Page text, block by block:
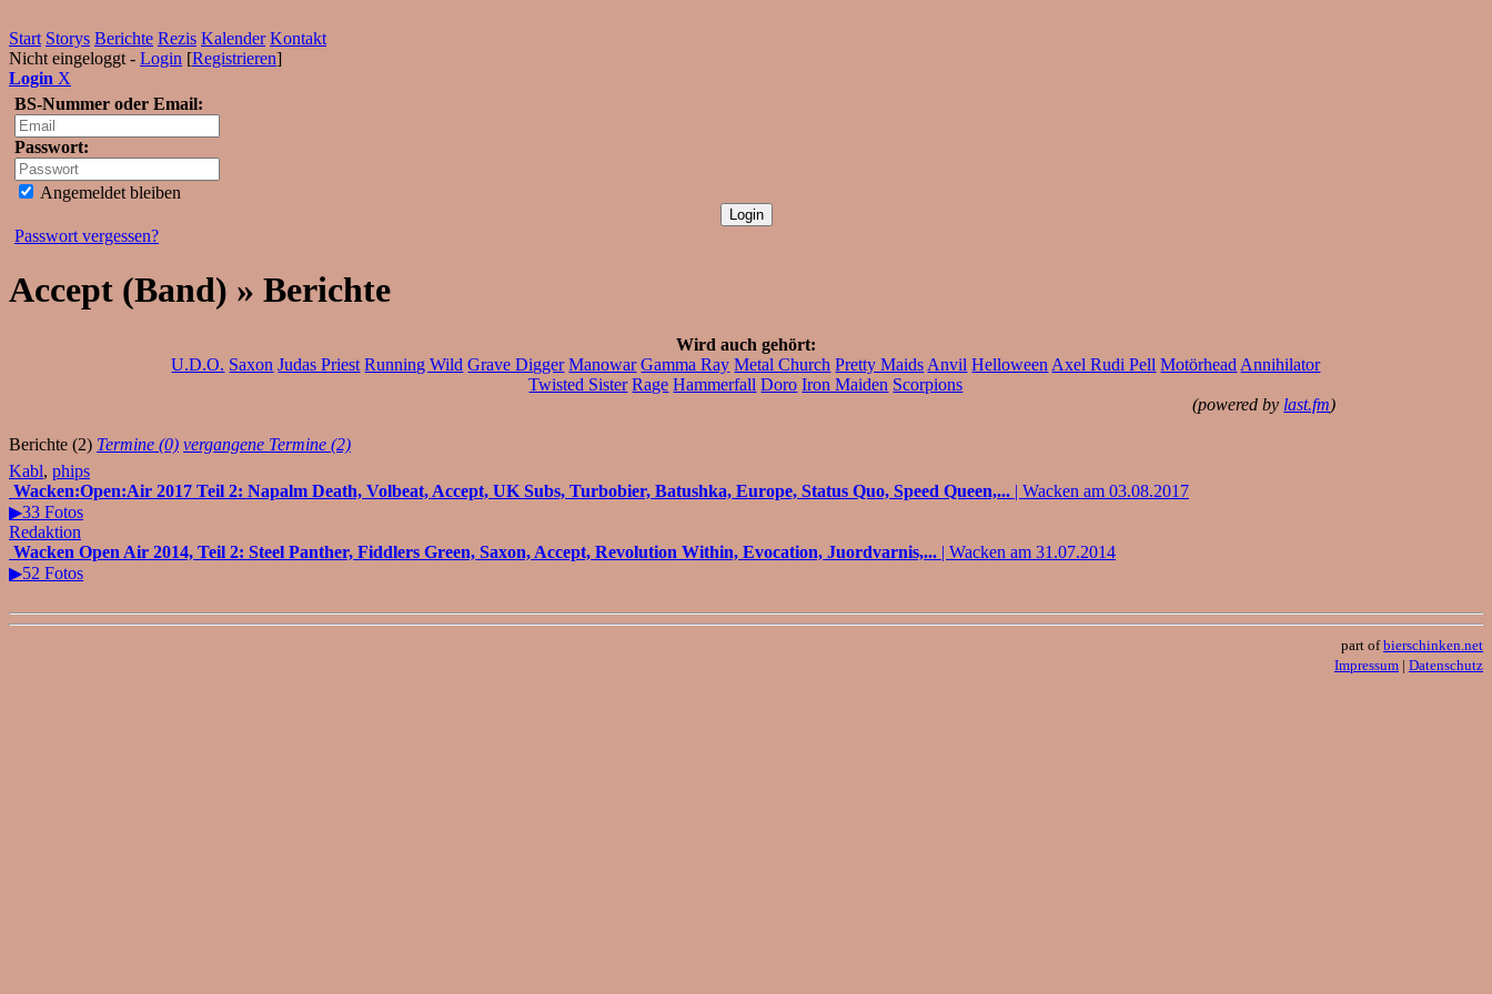
Start Storys Berichte Rezis Kalender Kontakt
Nicht eingeloggt - Login [Registrieren]
Login X
BS-Nummer oder Email:
Passwort:
Angemeldet bleiben
Passwort vergessen?
Accept (Band) » Berichte
Wird auch gehört:
U.D.O. Saxon Judas Priest Running Wild Grave Digger Manowar Gamma Ray Metal Church Pretty Maids Anvil Helloween Axel Rudi Pell Motörhead Annihilator
Twisted Sister Rage Hammerfall Doro Iron Maiden Scorpions
(powered by last.fm)
Berichte (2) Termine (0) vergangene Termine (2)
Kabl, phips
Wacken:Open:Air 2017 Teil 2: Napalm Death, Volbeat, Accept, UK Subs, Turbobier, Batushka, Europe, Status Quo, Speed Queen,... | Wacken am 03.08.2017
▶33 Fotos
Redaktion
Wacken Open Air 2014, Teil 2: Steel Panther, Fiddlers Green, Saxon, Accept, Revolution Within, Evocation, Juordvarnis,... | Wacken am 31.07.2014
▶52 Fotos
part ofbierschinken.net
Impressum | Datenschutz